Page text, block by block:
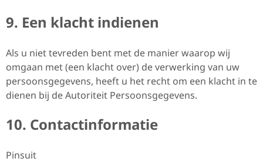
9. Een klacht indienen
Als u niet tevreden bent met de manier waarop wij
omgaan met (een klacht over) de verwerking van uw
persoonsgegevens, heeft u het recht om een klacht in te
dienen bij de Autoriteit Persoonsgegevens.
10. Contactinformatie
Pinsuit